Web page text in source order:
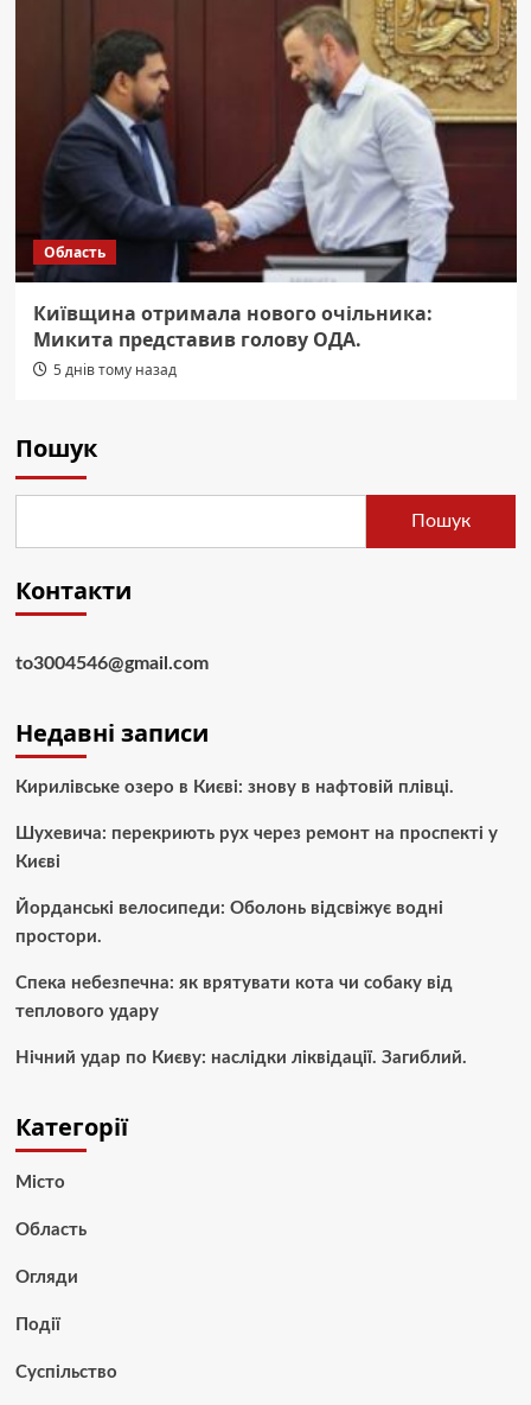
Область
Київщина отримала нового очільника:
Микита представив голову ОДА.
5 днів тому назад
Пошук
Пошук
Контакти
to3004546@gmail.com
Недавні записи
Кирилівське озеро в Києві: знову в нафтовій плівці.
Шухевича: перекриють рух через ремонт на проспекті у
Києві
Йорданські велосипеди: Оболонь відсвіжує водні
простори.
Спека небезпечна: як врятувати кота чи собаку від
теплового удару
Нічний удар по Києву: наслідки ліквідації. Загиблий.
Категорії
Місто
Область
Огляди
Події
Суспільство